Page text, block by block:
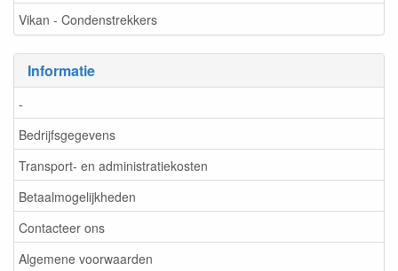
Vikan - Condenstrekkers
Informatie
-
Bedrijfsgegevens
Transport- en administratiekosten
Betaalmogelijkheden
Contacteer ons
Algemene voorwaarden